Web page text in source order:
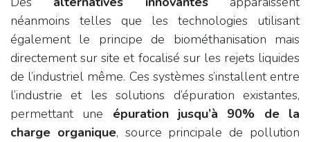
néanmoins telles que les technologies utilisant
également le principe de biométhanisation mais
directement sur site et focalisé sur les rejets liquides
de l’industriel même. Ces systèmes s’installent entre
l’industrie et les solutions d’épuration existantes,
permettant une épuration jusqu’à 90% de la
charge organique, source principale de pollution